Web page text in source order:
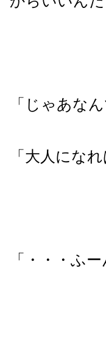
「じゃあな
「大人にな
「・・・ふ